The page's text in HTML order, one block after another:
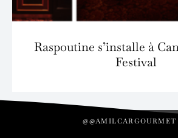
Raspoutine s’installe à
Festival
@@AMILCARGOURMET